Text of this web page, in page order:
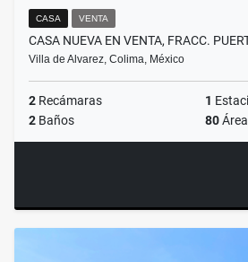
CASA VENTA
CASA NUEVA EN VENTA, FRACC.
Villa de Alvarez, Colima, México
2 Recámaras 1
2 Baños 80